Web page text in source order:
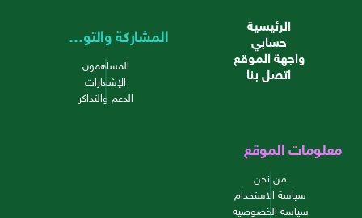
الرئيسية
حسابي
واجهة الموقع
اتصل بنا
المشاركة والتواصل
المساهمون
الإشعارات
الدعم والتذاكر
معلومات الموقع
من نحن
سياسة الاستخدام
سياسة الخصوصية